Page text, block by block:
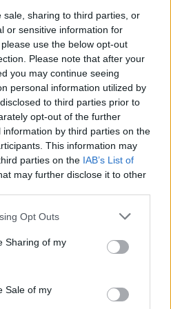
sale, sharing to third parties, or
or sensitive information for
use the below opt-out
Please note that after your
you may continue seeing
personal information utilized by
to third parties prior to
opt-out of the further
by third parties on the
This information may
parties on the IAB’s List of
may further disclose it to other
Opt Outs
Sharing of my
Sale of my
από τον
της 6ης